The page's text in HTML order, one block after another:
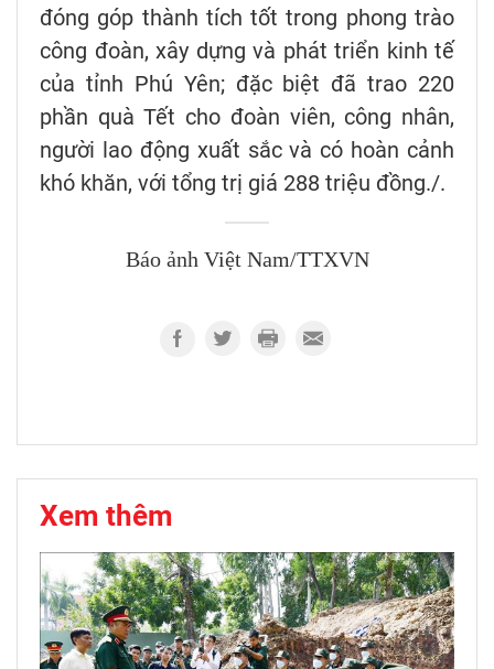
đóng góp thành tích tốt trong phong trào
công đoàn, xây dựng và phát triển kinh tế
của tỉnh Phú Yên; đặc biệt đã trao 220
phần quà Tết cho đoàn viên, công nhân,
người lao động xuất sắc và có hoàn cảnh
khó khăn, với tổng trị giá 288 triệu đồng./.
Báo ảnh Việt Nam/TTXVN
Xem thêm